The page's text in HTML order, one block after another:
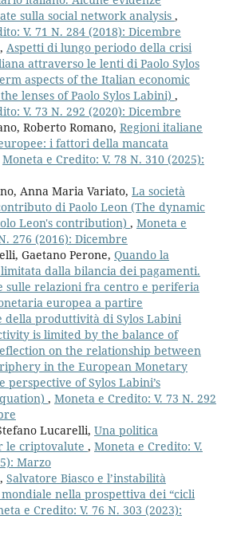
sulla social network analysis ,
V. 71 N. 284 (2018): Dicembre
Aspetti di lungo periodo della crisi
attraverso le lenti di Paolo Sylos
aspects of the Italian economic
lenses of Paolo Sylos Labini) ,
V. 73 N. 292 (2020): Dicembre
Roberto Romano, Regioni italiane
i fattori della mancata
Moneta e Credito: V. 78 N. 310 (2025):
Anna Maria Variato, La società
di Paolo Leon (The dynamic
Leon's contribution) , Moneta e
276 (2016): Dicembre
Gaetano Perone, Quando la
dalla bilancia dei pagamenti.
sulle relazioni fra centro e periferia
europea a partire
della produttività di Sylos Labini
is limited by the balance of
on the relationship between
in the European Monetary
perspective of Sylos Labini’s
, Moneta e Credito: V. 73 N. 292
Lucarelli, Una politica
le criptovalute , Moneta e Credito: V.
Marzo
Salvatore Biasco e l’instabilità
mondiale nella prospettiva dei “cicli
e Credito: V. 76 N. 303 (2023):